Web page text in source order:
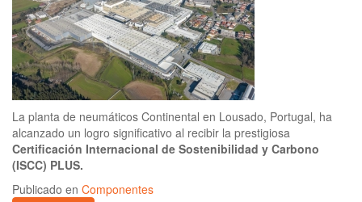
La planta de neumáticos Continental en Lousado, Portugal, ha
alcanzado un logro significativo al recibir la prestigiosa
Certificación Internacional de Sostenibilidad y Carbono
(ISCC) PLUS.
Publicado en Componentes